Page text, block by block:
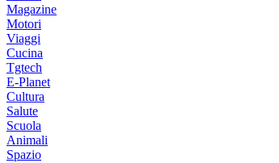
Magazine
Motori
Viaggi
Cucina
Tgtech
E-Planet
Cultura
Salute
Scuola
Animali
Spazio